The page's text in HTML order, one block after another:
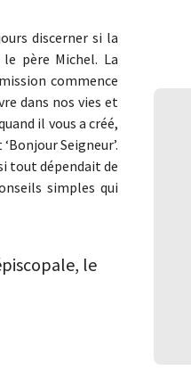
discerner si la
père Michel. La
commence
dans nos vies et
il vous a créé,
Seigneur’.
tout dépendait de
simples qui
le